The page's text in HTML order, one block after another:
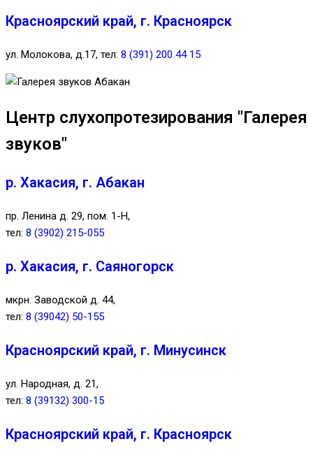
Красноярский край, г. Красноярск
ул. Молокова, д.17, тел: 8 (391) 200 44 15
Центр слухопротезирования "Галерея
звуков"
р. Хакасия, г. Абакан
пр. Ленина д. 29, пом. 1-Н,
тел: 8 (3902) 215-055
р. Хакасия, г. Саяногорск
мкрн. Заводской д. 44,
тел: 8 (39042) 50-155
Красноярский край, г. Минусинск
ул. Народная, д. 21,
тел: 8 (39132) 300-15
Красноярский край, г. Красноярск